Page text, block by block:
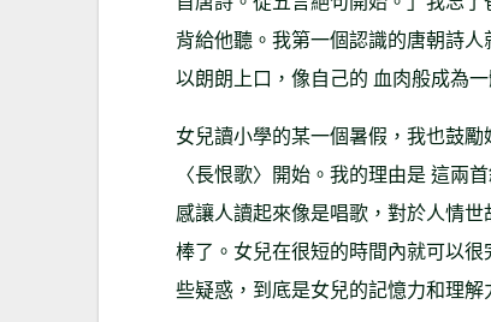
背給他聽。我第一個認識的唐朝詩
以朗朗上口，像自己的 血肉般成為一
女兒讀小學的某一個暑假，我也鼓
〈長恨歌〉開始。我的理由是 這兩
感讓人讀起來像是唱歌，對於人情
棒了。女兒在很短的時間內就可以
些疑惑，到底是女兒的記憶力和理